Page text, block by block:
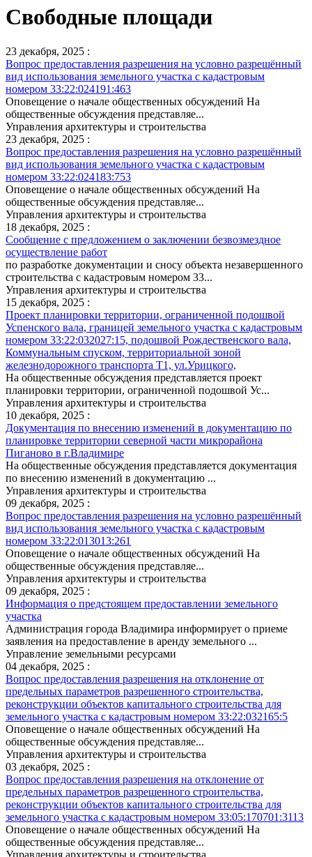
Свободные площади
23 декабря, 2025 :
Вопрос предоставления разрешения на условно разрешённый
вид использования земельного участка с кадастровым
номером 33:22:024191:463
Оповещение о начале общественных обсуждений На
общественные обсуждения представляе...
Управления архитектуры и строительства
23 декабря, 2025 :
Вопрос предоставления разрешения на условно разрешённый
вид использования земельного участка с кадастровым
номером 33:22:024183:753
Оповещение о начале общественных обсуждений На
общественные обсуждения представляе...
Управления архитектуры и строительства
18 декабря, 2025 :
Сообщение с предложением о заключении безвозмездное
осуществление работ
по разработке документации и сносу объекта незавершенного
строительства с кадастровым номером 33...
Управления архитектуры и строительства
15 декабря, 2025 :
Проект планировки территории, ограниченной подошвой
Успенского вала, границей земельного участка с кадастровым
номером 33:22:032027:15, подошвой Рождественского вала,
Коммунальным спуском, территориальной зоной
железнодорожного транспорта Т1, ул.Урицкого,
На общественные обсуждения представляется проект
планировки территории, ограниченной подошвой Ус...
Управления архитектуры и строительства
10 декабря, 2025 :
Документация по внесению изменений в документацию по
планировке территории северной части микрорайона
Пиганово в г.Владимире
На общественные обсуждения представляется документация
по внесению изменений в документацию ...
Управления архитектуры и строительства
09 декабря, 2025 :
Вопрос предоставления разрешения на условно разрешённый
вид использования земельного участка с кадастровым
номером 33:22:013013:261
Оповещение о начале общественных обсуждений На
общественные обсуждения представляе...
Управления архитектуры и строительства
09 декабря, 2025 :
Информация о предстоящем предоставлении земельного
участка
Администрация города Владимира информирует о приеме
заявления на предоставление в аренду земельного ...
Управление земельными ресурсами
04 декабря, 2025 :
Вопрос предоставления разрешения на отклонение от
предельных параметров разрешенного строительства,
реконструкции объектов капитального строительства для
земельного участка с кадастровым номером 33:22:032165:5
Оповещение о начале общественных обсуждений На
общественные обсуждения представляе...
Управления архитектуры и строительства
03 декабря, 2025 :
Вопрос предоставления разрешения на отклонение от
предельных параметров разрешенного строительства,
реконструкции объектов капитального строительства для
земельного участка с кадастровым номером 33:05:170701:3113
Оповещение о начале общественных обсуждений На
общественные обсуждения представляе...
Управления архитектуры и строительства